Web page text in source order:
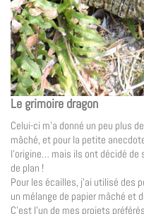
Le grimoire dragon
Celui-ci m’a donné un peu plus
mâché, et pour la petite
l’origine… mais ils ont décidé de
de plan !
Pour les écailles, j’ai utilisé
un mélange de papier mâché et
C’est l’un de mes projets